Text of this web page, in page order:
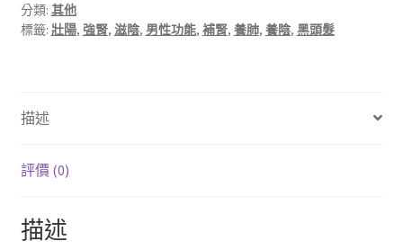
分類: 其他
標籤: 壯陽, 強腎, 滋陰, 男性功能, 補腎, 養肺, 養陰, 黑頭髮
描述
評價 (0)
描述